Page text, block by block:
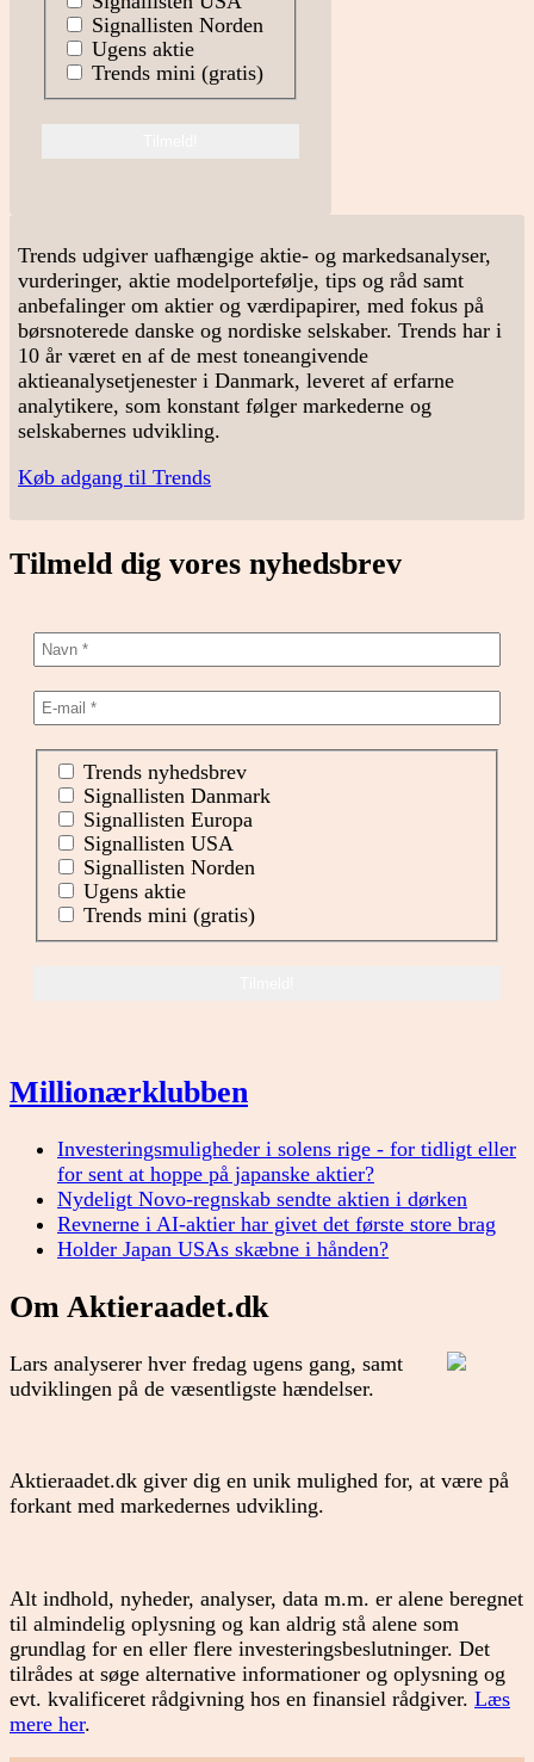
Signallisten Norden
Ugens aktie
Trends mini (gratis)
Trends udgiver uafhængige aktie- og markedsanalyser,
vurderinger, aktie modelportefølje, tips og råd samt
anbefalinger om aktier og værdipapirer, med fokus på
børsnoterede danske og nordiske selskaber. Trends har i
10 år været en af de mest toneangivende
aktieanalysetjenester i Danmark, leveret af erfarne
analytikere, som konstant følger markederne og
selskabernes udvikling.
Køb adgang til Trends
Tilmeld dig vores nyhedsbrev
Trends nyhedsbrev
Signallisten Danmark
Signallisten Europa
Signallisten USA
Signallisten Norden
Ugens aktie
Trends mini (gratis)
Millionærklubben
Investeringsmuligheder i solens rige - for tidligt eller
for sent at hoppe på japanske aktier?
Nydeligt Novo-regnskab sendte aktien i dørken
Revnerne i AI-aktier har givet det første store brag
Holder Japan USAs skæbne i hånden?
Om Aktieraadet.dk
Lars analyserer hver fredag ugens gang, samt
udviklingen på de væsentligste hændelser.
Aktieraadet.dk giver dig en unik mulighed for, at være på
forkant med markedernes udvikling.
Alt indhold, nyheder, analyser, data m.m. er alene beregnet
til almindelig oplysning og kan aldrig stå alene som
grundlag for en eller flere investeringsbeslutninger. Det
tilrådes at søge alternative informationer og oplysning og
evt. kvalificeret rådgivning hos en finansiel rådgiver. Læs
mere her.